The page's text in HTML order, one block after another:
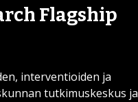
Flagship
interventioiden ja
tutkimuskeskus ja